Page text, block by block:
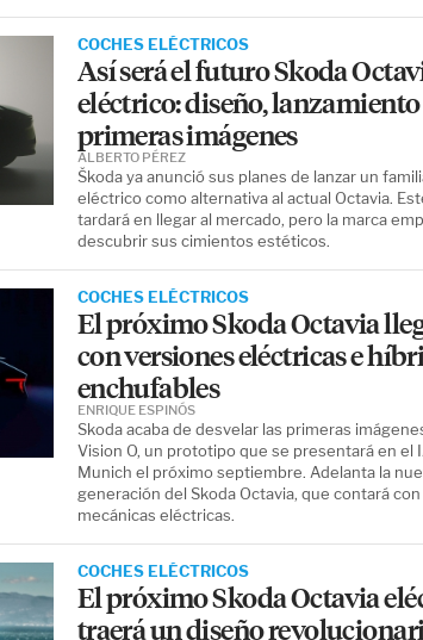
COCHES ELÉCTRICOS
Así será el futuro Skoda
eléctrico: diseño,
primeras imágenes
Škoda ya anunció sus planes de lanzar un
eléctrico como alternativa al actual Octavia.
tardará en llegar al mercado, pero la marca
descubrir sus cimientos estéticos.
ALBERTO PÉREZ
COCHES ELÉCTRICOS
El próximo Skoda Octavia
con versiones eléctricas e
enchufables
Skoda acaba de desvelar las primeras
Vision O, un prototipo que se presentará en el
Munich el próximo septiembre. Adelanta la
generación del Skoda Octavia, que contará con
mecánicas eléctricas.
ENRIQUE ESPINÓS
COCHES ELÉCTRICOS
El próximo Skoda Octavia
traerá un diseño